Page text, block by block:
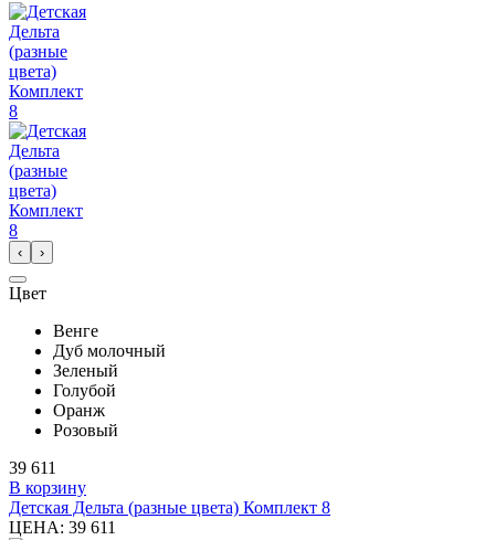
‹ ›
Цвет
Венге
Дуб молочный
Зеленый
Голубой
Оранж
Розовый
39 611
В корзину
Детская Дельта (разные цвета) Комплект 8
ЦЕНА: 39 611